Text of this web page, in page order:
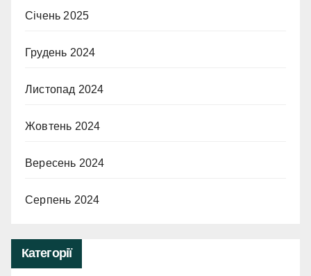
Січень 2025
Грудень 2024
Листопад 2024
Жовтень 2024
Вересень 2024
Серпень 2024
Категорії